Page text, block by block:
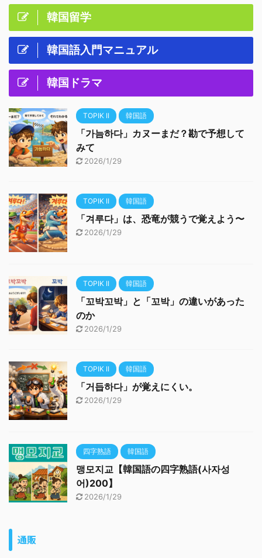
韓国留学
韓国語入門マニュアル
韓国ドラマ
TOPIK II 韓国語
「가늠하다」カヌーまだ？勘で予想して
みて
2026/1/29
TOPIK II 韓国語
「겨루다」は、恐竜が競うで覚えよう〜
2026/1/29
TOPIK II 韓国語
「꼬박꼬박」と「꼬박」の違いがあった
のか
2026/1/29
TOPIK II 韓国語
「거듭하다」が覚えにくい。
2026/1/29
四字熟語 韓国語
맹모지교【韓国語の四字熟語(사자성
어)200】
2026/1/29
通販